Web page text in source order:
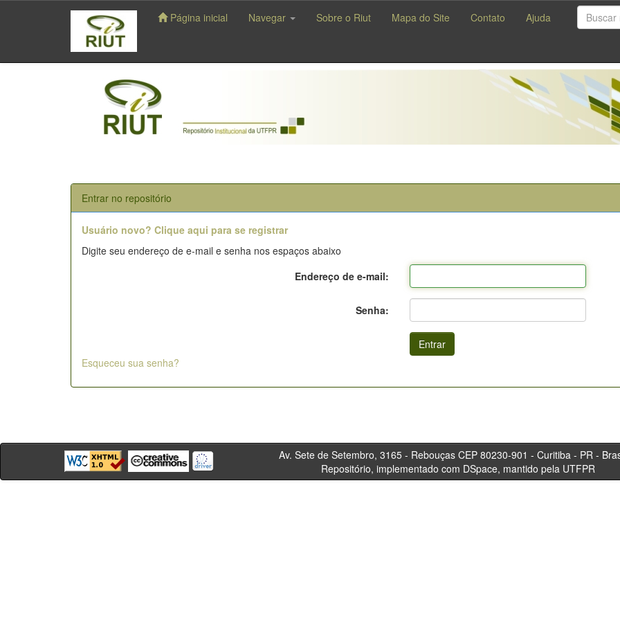
navigation
Página inicial Navegar Sobre o Riut Mapa do Site Contato Ajuda
Entrar no repositório
Usuário novo? Clique aqui para se registrar
Digite seu endereço de e-mail e senha nos espaços abaixo
Endereço de e-mail:
Senha:
Esqueceu sua senha?
Av. Sete de Setembro, 3165 - Rebouças CEP 80230-901 -
Repositório, implementado com DSpace, mantido pela UTFPR